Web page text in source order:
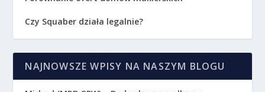
Czy Squaber działa legalnie?
NAJNOWSZE WPISY NA NASZYM BLOGU